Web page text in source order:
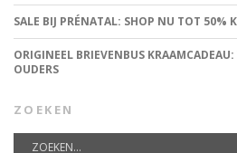
SALE BIJ PRÉNATAL: SHOP NU TOT 50%
ORIGINEEL BRIEVENBUS KRAAMCADEAU:
OUDERS
ZOEKEN